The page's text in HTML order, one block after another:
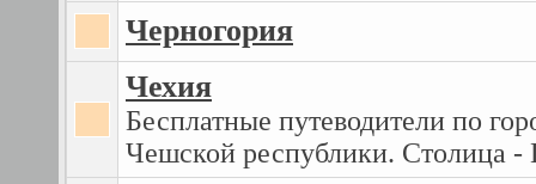
Черногория
Чехия
Бесплатные путеводители по
Чешской республики. Столица -